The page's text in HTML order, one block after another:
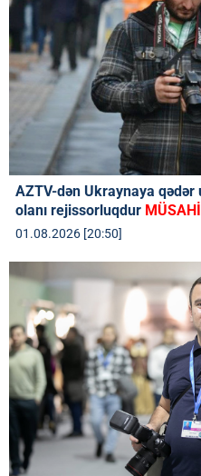
AZTV-dən Ukraynaya
olanı rejissorluqdur
01.08.2026 [20:50]